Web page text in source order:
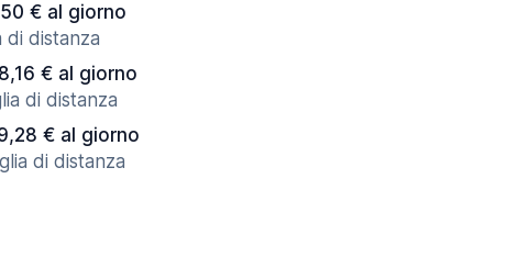
€ al giorno
di distanza
€ al giorno
di distanza
€ al giorno
di distanza